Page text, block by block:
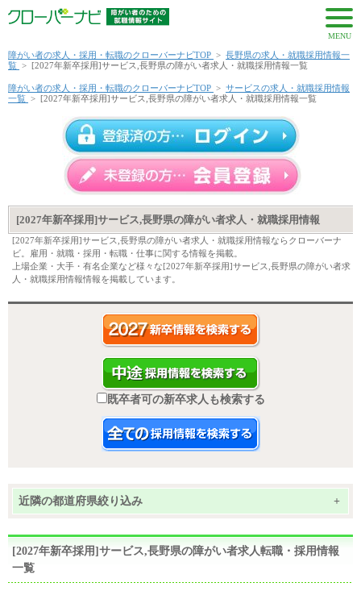
MENU
障がい者の求人・採用・転職のクローバーナビTOP > 長野県の求人・就職採用情報一
覧 > [2027年新卒採用]サービス,長野県の障がい者求人・就職採用情報一覧
障がい者の求人・採用・転職のクローバーナビTOP > サービスの求人・就職採用情報
一覧 > [2027年新卒採用]サービス,長野県の障がい者求人・就職採用情報一覧
[2027年新卒採用]サービス,長野県の障がい者求人・就職採用情報
[2027年新卒採用]サービス,長野県の障がい者求人・就職採用情報ならクローバーナ
ビ。雇用・就職・採用・転職・仕事に関する情報を掲載。
上場企業・大手・有名企業など様々な[2027年新卒採用]サービス,長野県の障がい者求
人・就職採用情報情報を掲載しています。
既卒者可の新卒求人も検索する
近隣の都道府県絞り込み +
[2027年新卒採用]サービス,長野県の障がい者求人転職・採用情報
一覧